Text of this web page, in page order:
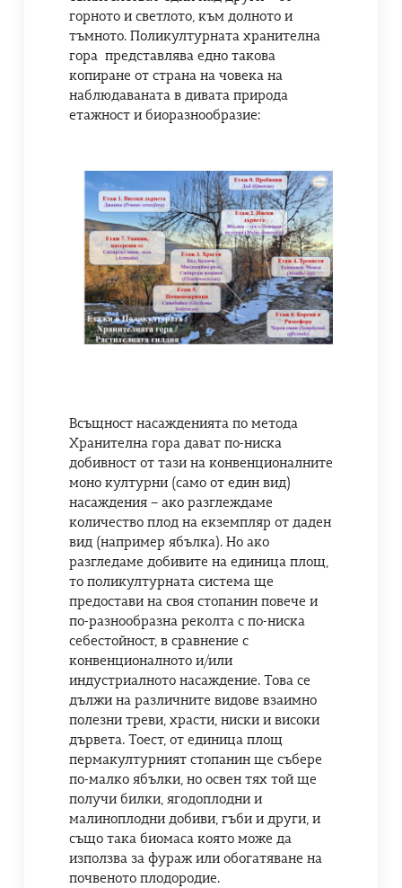
горното и светлото, към долното и
тъмното. Поликултурната хранителна
гора представлява едно такова
копиране от страна на човека на
наблюдаваната в дивата природа
етажност и биоразнообразие:
Всъщност насажденията по метода
Хранителна гора дават по-ниска
добивност от тази на конвенционалните
моно културни (само от един вид)
насаждения – ако разглеждаме
количество плод на екземпляр от даден
вид (например ябълка). Но ако
разгледаме добивите на единица площ,
то поликултурната система ще
предостави на своя стопанин повече и
по-разнообразна реколта с по-ниска
себестойност, в сравнение с
конвенционалното и/или
индустриалното насаждение. Това се
дължи на различните видове взаимно
полезни треви, храсти, ниски и високи
дървета. Тоест, от единица площ
пермакултурният стопанин ще събере
по-малко ябълки, но освен тях той ще
получи билки, ягодоплодни и
малиноплодни добиви, гъби и други, и
също така биомаса която може да
използва за фураж или обогатяване на
почвеното плодородие.